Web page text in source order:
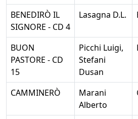
BENEDIRÒ IL
SIGNORE - CD 4
Lasagna D.L.
BUON
PASTORE - CD
15
Picchi Luigi,
Stefani
Dusan
CAMMINERÒ
Marani
Alberto